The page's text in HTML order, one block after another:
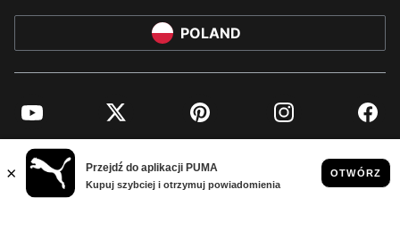
POLAND
YouTube Twitter Pinterest Instagram
© PUMA EUROPE GMBH, 2026. WSZYSTKIE PRAWA ZASTRZEŻONE
NADRUK FIRMOWY I DANE PRAWNE